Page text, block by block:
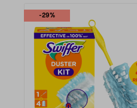
-29%